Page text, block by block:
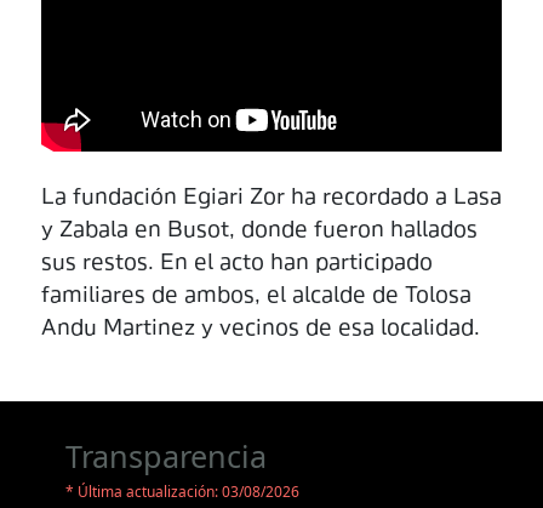
La fundación Egiari Zor ha recordado a Lasa
y Zabala en Busot, donde fueron hallados
sus restos. En el acto han participado
familiares de ambos, el alcalde de Tolosa
Andu Martinez y vecinos de esa localidad.
Transparencia
* Última actualización: 03/08/2026